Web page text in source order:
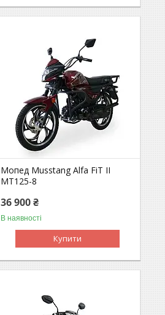
Мопед Musstang Alfa FiT II
MT125-8
36 900 ₴
В наявності
Купити